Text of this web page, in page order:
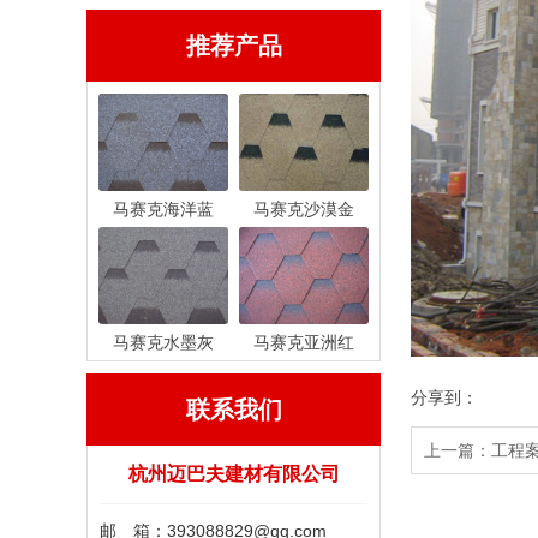
推荐产品
马赛克海洋蓝 马赛克沙漠金
马赛克水墨灰 马赛克亚洲红
联系我们
杭州迈巴夫建材有限公司
邮 箱：393088829@qq.com
分享到：
上一篇： 工程